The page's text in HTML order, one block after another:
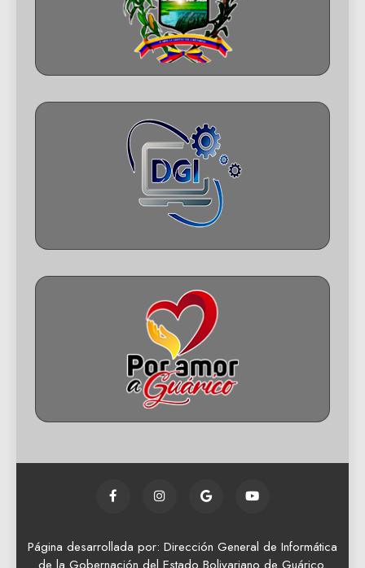
Página desarrollada por: Dirección General de Informática
de la Gobernación del Estado Bolivariano de Guárico.